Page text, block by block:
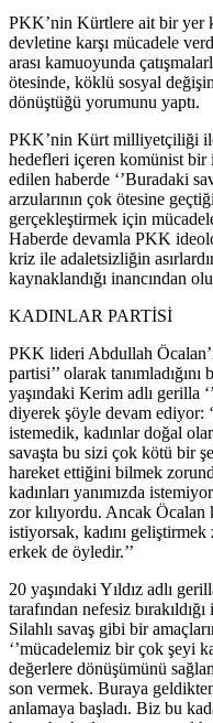
PKK’nin Kürtlere ait bir yer
devletine karşı mücadele
arası kamuoyunda
ötesinde, köklü sosyal
dönüştüğü yorumunu yaptı.
PKK’nin Kürt milliyetçiliği
hedefleri içeren komünist bir
edilen haberde ‘’Buradaki
arzularının çok ötesine
gerçekleştirmek için
Haberde devamla PKK
kriz ile adaletsizliğin
kaynaklandığı inancından
KADINLAR PARTİSİ
PKK lideri Abdullah
partisi’’ olarak
yaşındaki Kerim adlı gerilla
diyerek şöyle devam ediyor:
istemedik, kadınlar doğal
savaşta bu sizi çok kötü bir
hareket ettiğini bilmek
kadınları yanımızda
zor kılıyordu. Ancak
istiyorsak, kadını
erkek de öyledir.’’
20 yaşındaki Yıldız adlı
tarafından nefesiz
Silahlı savaş gibi bir
‘’mücadelemiz bir çok şeyi
değerlere dönüşümünü
son vermek. Buraya
anlamaya başladı. Biz bu